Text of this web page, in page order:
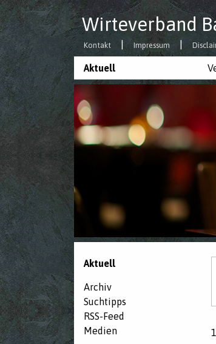
Wirteverband
Kontakt Impressum
Aktuell
Aktuell
Archiv
Suchtipps
RSS-Feed
Medien